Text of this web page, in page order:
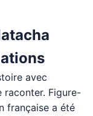
avec
raconter. Figure-
française a été